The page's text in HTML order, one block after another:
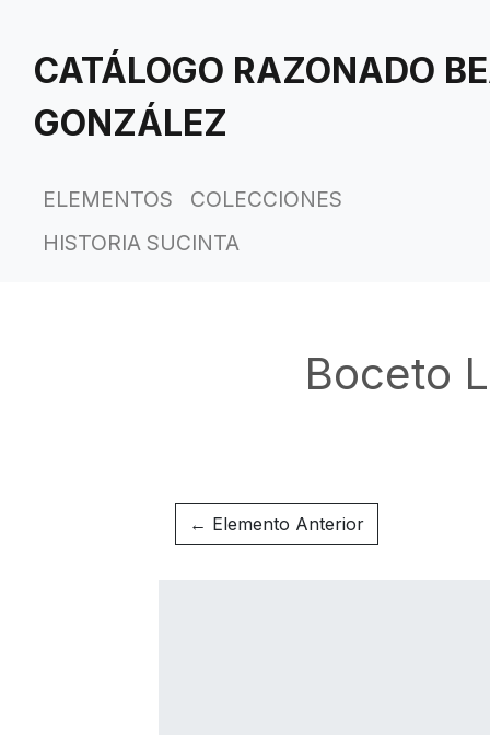
contenido
CATÁLOGO RAZONADO
GONZÁLEZ
ELEMENTOS
COLECCIONES
HISTORIA SUCINTA
Boceto
← Elemento Anterior